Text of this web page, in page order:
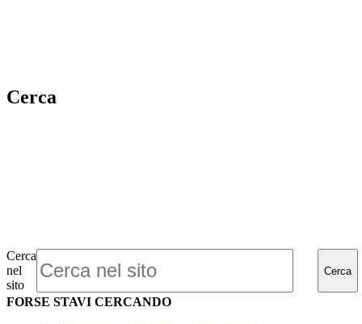
Cerca
Cerca
nel
sito
Cerca
FORSE STAVI CERCANDO